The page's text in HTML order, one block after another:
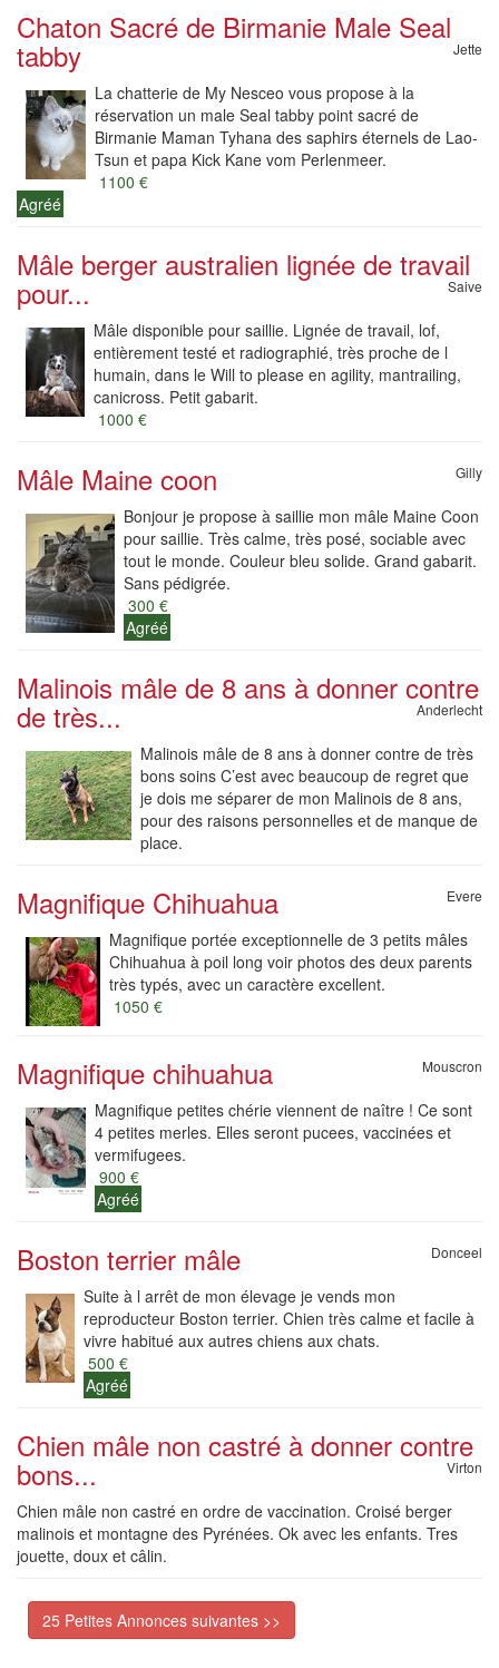
Chaton Sacré de Birmanie Male Seal
tabby Jette
La chatterie de My Nesceo vous propose à la
réservation un male Seal tabby point sacré de
Birmanie Maman Tyhana des saphirs éternels de Lao-
Tsun et papa Kick Kane vom Perlenmeer.
1100 €
Agréé
Mâle berger australien lignée de travail
pour... Saive
Mâle disponible pour saillie. Lignée de travail, lof,
entièrement testé et radiographié, très proche de l
humain, dans le Will to please en agility, mantrailing,
canicross. Petit gabarit.
1000 €
Mâle Maine coon Gilly
Bonjour je propose à saillie mon mâle Maine Coon
pour saillie. Très calme, très posé, sociable avec
tout le monde. Couleur bleu solide. Grand gabarit.
Sans pédigrée.
300 €
Agréé
Malinois mâle de 8 ans à donner contre
de très... Anderlecht
Malinois mâle de 8 ans à donner contre de très
bons soins C’est avec beaucoup de regret que
je dois me séparer de mon Malinois de 8 ans,
pour des raisons personnelles et de manque de
place.
Magnifique Chihuahua Evere
Magnifique portée exceptionnelle de 3 petits mâles
Chihuahua à poil long voir photos des deux parents
très typés, avec un caractère excellent.
1050 €
Magnifique chihuahua Mouscron
Magnifique petites chérie viennent de naître ! Ce sont
4 petites merles. Elles seront pucees, vaccinées et
vermifugees.
900 €
Agréé
Boston terrier mâle Donceel
Suite à l arrêt de mon élevage je vends mon
reproducteur Boston terrier. Chien très calme et facile à
vivre habitué aux autres chiens aux chats.
500 €
Agréé
Chien mâle non castré à donner contre
bons... Virton
Chien mâle non castré en ordre de vaccination. Croisé berger
malinois et montagne des Pyrénées. Ok avec les enfants. Tres
jouette, doux et câlin.
25 Petites Annonces suivantes >>